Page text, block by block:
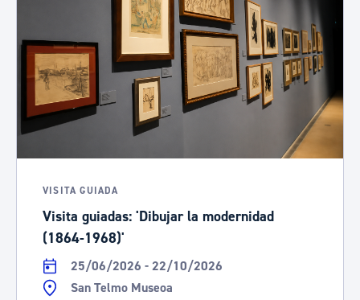
VISITA GUIADA
Visita guiadas: 'Dibujar la modernidad
(1864-1968)'
25/06/2026 - 22/10/2026
San Telmo Museoa